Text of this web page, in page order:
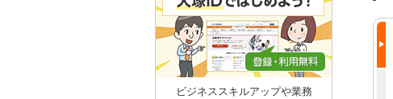
ビジネススキルアップや業務